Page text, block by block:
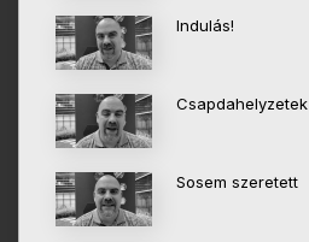
Indulás!
Csapdahelyzetek
Sosem szeretett